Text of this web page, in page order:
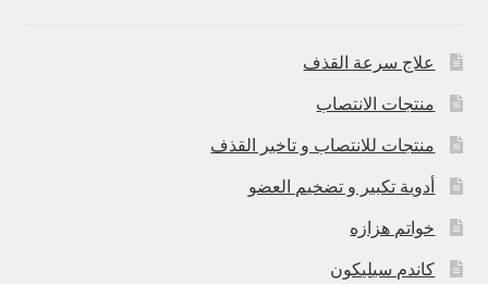
علاج سرعة القذف
منتجات الانتصاب
منتجات للانتصاب و تاخير القذف
أدوية تكبير و تضخيم العضو
خواتم هزازه
كاندم سيليكون